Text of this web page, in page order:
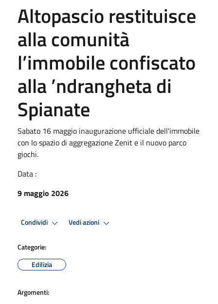
Altopascio restituisce
alla comunità
l’immobile confiscato
alla ’ndrangheta di
Spianate
Sabato 16 maggio inaugurazione ufficiale dell'immobile
con lo spazio di aggregazione Zenit e il nuovo parco
giochi.
Data :
9 maggio 2026
Condividi Vedi azioni
Categorie:
Edilizia
Argomenti: